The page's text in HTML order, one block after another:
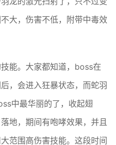
大，伤害不低，附带中毒效
能。大家都知道，boss在
，会进入狂暴状态，而蛇羽
中最华丽的了，收起翅
地，期间有咆哮效果，并且
范围高伤害技能。这段时间